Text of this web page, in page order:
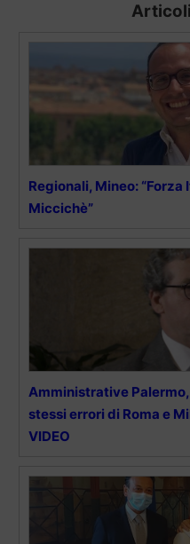
Regionali, Mineo:
Miccichè”
Amministrative
stessi errori di Roma e
VIDEO